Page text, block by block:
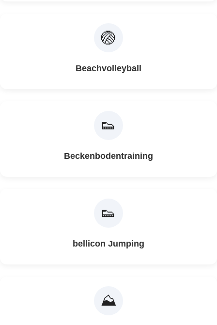
🏐
Beachvolleyball
👟
Beckenbodentraining
👟
bellicon Jumping
⛰️